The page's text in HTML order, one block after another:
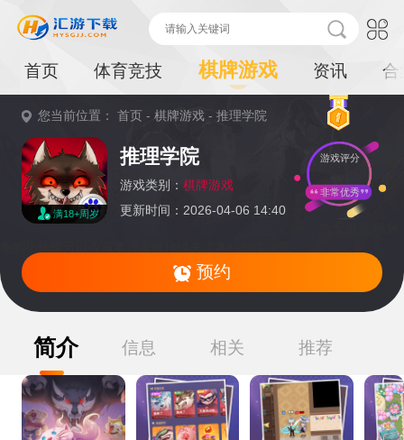
首页 体育竞技 棋牌游戏 资讯 合
您当前位置：首页 -棋牌游戏 -推理学院
满18+周岁
推理学院
游戏类别： 棋牌游戏
更新时间：2026-04-06 14:40
游戏评分
非常优秀
预约
提
简介 信息 相关 推荐